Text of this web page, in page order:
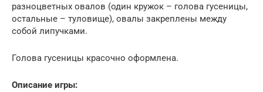
разноцветных овалов (один кружок – голова гусеницы,
остальные – туловище), овалы закреплены между
собой липучками.
Голова гусеницы красочно оформлена.
Описание игры: